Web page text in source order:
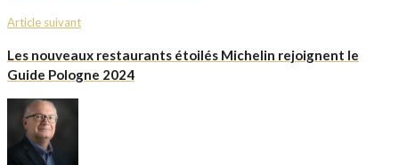
Article suivant
Les nouveaux restaurants étoilés Michelin rejoignent le
Guide Pologne 2024